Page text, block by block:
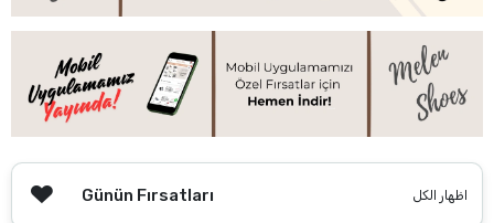
Günün Fırsatları اظهار الكل